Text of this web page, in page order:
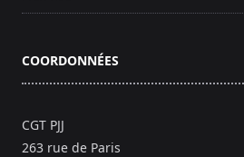
COORDONNÉES
CGT PJJ
263 rue de Paris